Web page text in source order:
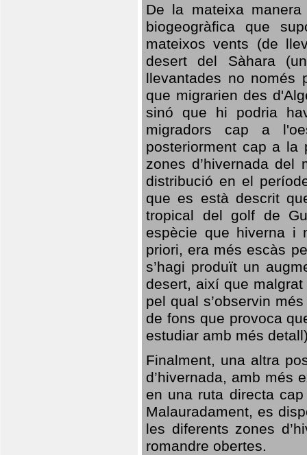
De la mateixa
biogeogràfica que
mateixos vents (de
desert del Sàhara
llevantades no només
que migrarien des
sinó que hi podria
migradors cap a
posteriorment cap a la
zones d’hivernada
distribució en el
que es està descrit
tropical del golf de
espècie que hiverna i
priori, era més escàs
s’hagi produït un
desert, així que
pel qual s’observin
de fons que provoca
estudiar amb més
Finalment, una altra
d’hivernada, amb més
en una ruta directa
Malauradament, es
les diferents zones
romandre obertes.